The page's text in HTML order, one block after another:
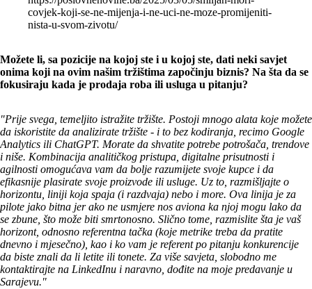
covjek-koji-se-ne-mijenja-i-ne-uci-ne-moze-promijeniti-
nista-u-svom-zivotu/
Možete li, sa pozicije na kojoj ste i u kojoj ste, dati neki savjet
onima koji na ovim našim tržištima započinju biznis? Na šta da se
fokusiraju kada je prodaja roba ili usluga u pitanju?
"Prije svega, temeljito istražite tržište. Postoji mnogo alata koje možete
da iskoristite da analizirate tržište - i to bez kodiranja, recimo Google
Analytics ili ChatGPT. Morate da shvatite potrebe potrošača, trendove
i niše. Kombinacija analitičkog pristupa, digitalne prisutnosti i
agilnosti omogućava vam da bolje razumijete svoje kupce i da
efikasnije plasirate svoje proizvode ili usluge. Uz to, razmišljajte o
horizontu, liniji koja spaja (i razdvaja) nebo i more. Ova linija je za
pilote jako bitna jer ako ne usmjere nos aviona ka njoj mogu lako da
se zbune, što može biti smrtonosno. Slično tome, razmislite šta je vaš
horizont, odnosno referentna tačka (koje metrike treba da pratite
dnevno i mjesečno), kao i ko vam je referent po pitanju konkurencije
da biste znali da li letite ili tonete. Za više savjeta, slobodno me
kontaktirajte na LinkedInu i naravno, dođite na moje predavanje u
Sarajevu."